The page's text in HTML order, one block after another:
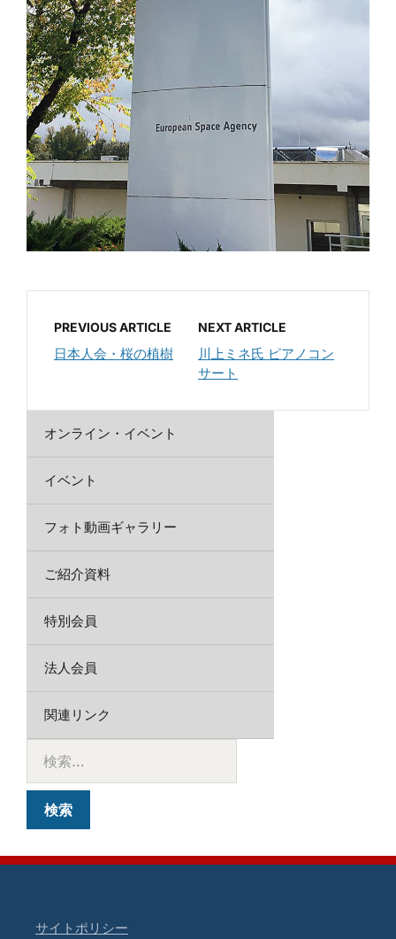
PREVIOUS ARTICLE
日本人会・桜の植樹
NEXT ARTICLE
川上ミネ氏 ピアノコン
サート
オンライン・イベント
イベント
フォト動画ギャラリー
ご紹介資料
特別会員
法人会員
関連リンク
サイトポリシー